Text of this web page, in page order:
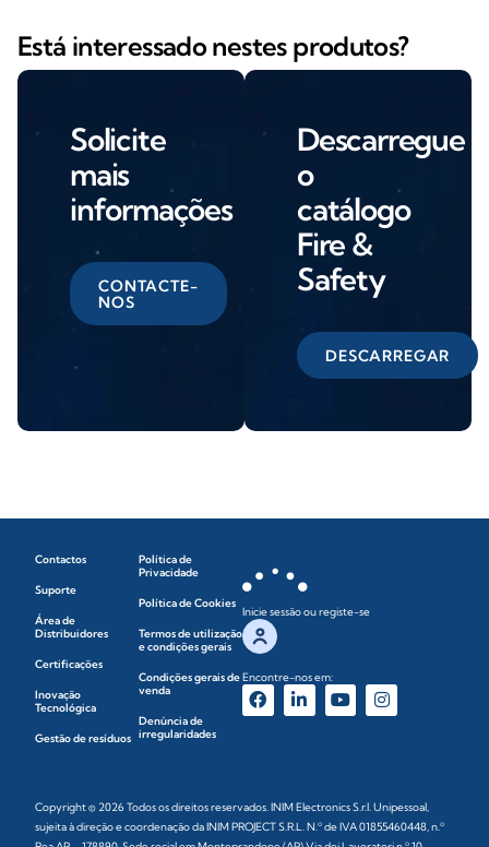
Está interessado nestes produtos?
Solicite
mais
informações
CONTACTE-
NOS
Descarregue
o
catálogo
Fire &
Safety
DESCARREGAR
Contactos
Suporte
Área de
Distribuidores
Certificações
Inovação
Tecnológica
Gestão de resíduos
Política de
Privacidade
Política de Cookies
Termos de utilização
e condições gerais
Condições gerais de
venda
Denúncia de
irregularidades
Inicie sessão ou registe-se
Encontre-nos em:
Copyright © 2026 Todos os direitos reservados. INIM Electronics S.r.l. Unipessoal,
sujeita à direção e coordenação da INIM PROJECT S.R.L. N.º de IVA 01855460448, n.º